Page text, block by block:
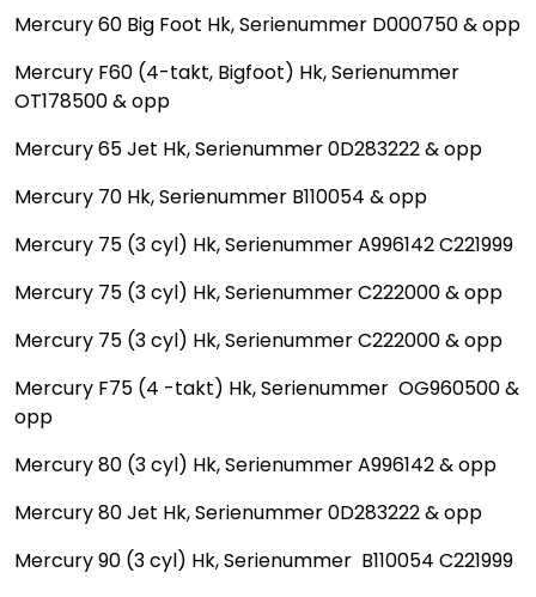
Mercury 60 Big Foot Hk, Serienummer D000750 & opp
Mercury F60 (4-takt, Bigfoot) Hk, Serienummer
OT178500 & opp
Mercury 65 Jet Hk, Serienummer 0D283222 & opp
Mercury 70 Hk, Serienummer B110054 & opp
Mercury 75 (3 cyl) Hk, Serienummer A996142 C221999
Mercury 75 (3 cyl) Hk, Serienummer C222000 & opp
Mercury 75 (3 cyl) Hk, Serienummer C222000 & opp
Mercury F75 (4 -takt) Hk, Serienummer OG960500 &
opp
Mercury 80 (3 cyl) Hk, Serienummer A996142 & opp
Mercury 80 Jet Hk, Serienummer 0D283222 & opp
Mercury 90 (3 cyl) Hk, Serienummer B110054 C221999